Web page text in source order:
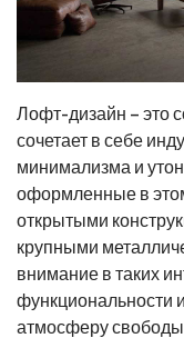
Лофт-дизайн – это
сочетает в себе
минимализма и
оформленные в
открытыми
крупными
внимание в таких
функциональности
атмосферу свободы